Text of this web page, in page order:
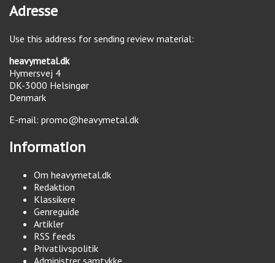
Adresse
Use this address for sending review material:
heavymetal.dk
Hymersvej 4
DK-3000 Helsingør
Denmark
E-mail: promo@heavymetal.dk
Information
Om heavymetal.dk
Redaktion
Klassikere
Genreguide
Artikler
RSS feeds
Privatlivspolitik